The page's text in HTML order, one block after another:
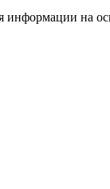
на